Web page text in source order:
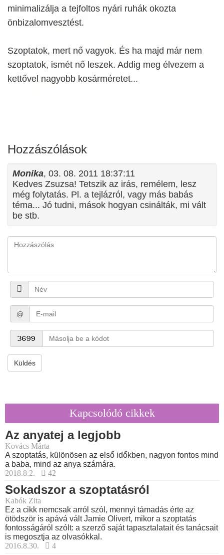
minimalizálja a tejfoltos nyári ruhák okozta
önbizalomvesztést.
Szoptatok, mert nő vagyok. És ha majd már nem
szoptatok, ismét nő leszek. Addig meg élvezem a
kettővel nagyobb kosárméretet...
Hozzászólások
Monika, 03. 08. 2011 18:37:11
Kedves Zsuzsa! Tetszik az irás, remélem, lesz
még folytatás. Pl. a tejlázról, vagy más babás
téma... Jó tudni, mások hogyan csinálták, mi vált
be stb.
@
Küldés
Kapcsolódó cikkek
Az anyatej a legjobb
Kovács Márta
A szoptatás, különösen az első időkben, nagyon fontos mind
a baba, mind az anya számára.
2018.8.2.
42
Sokadszor a szoptatásról
Kabók Zita
Ez a cikk nemcsak arról szól, mennyi támadás érte az
ötödször is apává vált Jamie Olivert, mikor a szoptatás
fontosságáról szólt: a szerző saját tapasztalatait és tanácsait
is megosztja az olvasókkal.
2016.8.30.
4